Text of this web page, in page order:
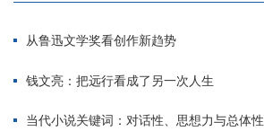
从鲁迅文学奖看创作新趋势
钱文亮：把远行看成了另一次人生
当代小说关键词：对话性、思想力与总体性